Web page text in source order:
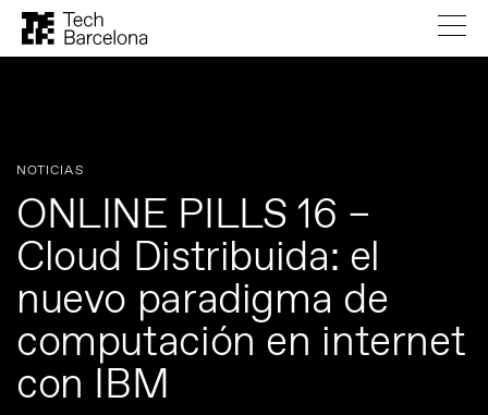
NOTICIAS
ONLINE PILLS 16 –
Cloud Distribuida: el
nuevo paradigma de
computación en internet
con IBM